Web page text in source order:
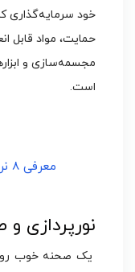
خود سرمایه‌گذاری
حمایت، مواد قابل
مجسمه‌سازی و
است.
معرفی 8 نرم افزار ساخت استاپ موشن
نورپردازی
یک صحنه خوب